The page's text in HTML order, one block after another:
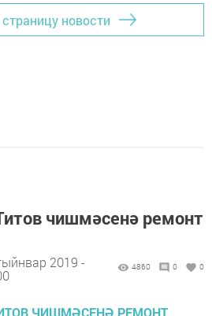
новости
чишмәсенә ремонт
2019 -
4860 0 0